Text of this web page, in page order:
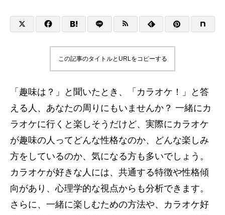
この記事のタイトルとURLをコピーする
「趣味は？」と聞いたとき、「カラオケ！」と答
える人、あなたの周りにもいませんか？ 一緒にカ
ラオケに行くと楽しそうだけど、実際にカラオケ
が趣味の人ってどんな性格なのか、どんな楽しみ
方をしているのか、気になる方も多いでしょう。
カラオケが好きな人には、共通する特徴や性格傾
向があり、心理学的な視点からも分析できます。
さらに、一緒に楽しむための方法や、カラオケ好